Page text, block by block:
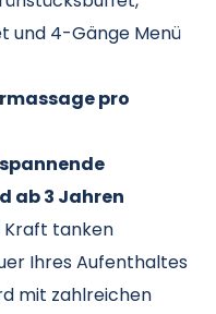
und 4-Gänge Menü
pro
ab 3 Jahren
Kraft tanken
Ihres Aufenthaltes
mit zahlreichen